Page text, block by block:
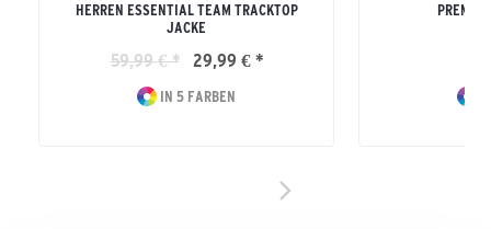
HERREN ESSENTIAL TEAM TRACKTOP
JACKE
59,99 € * 29,99 € *
IN 5 FARBEN
PREMIA